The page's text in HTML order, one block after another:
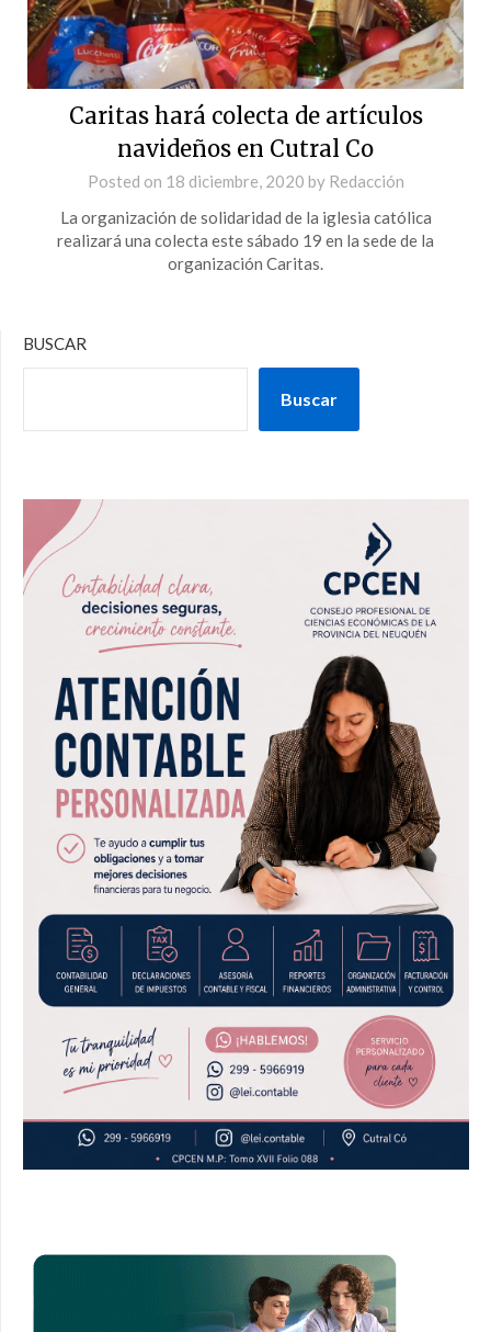
Caritas hará colecta de artículos
navideños en Cutral Co
Posted on 18 diciembre, 2020 by Redacción
La organización de solidaridad de la iglesia católica
realizará una colecta este sábado 19 en la sede de la
organización Caritas.
BUSCAR
Buscar